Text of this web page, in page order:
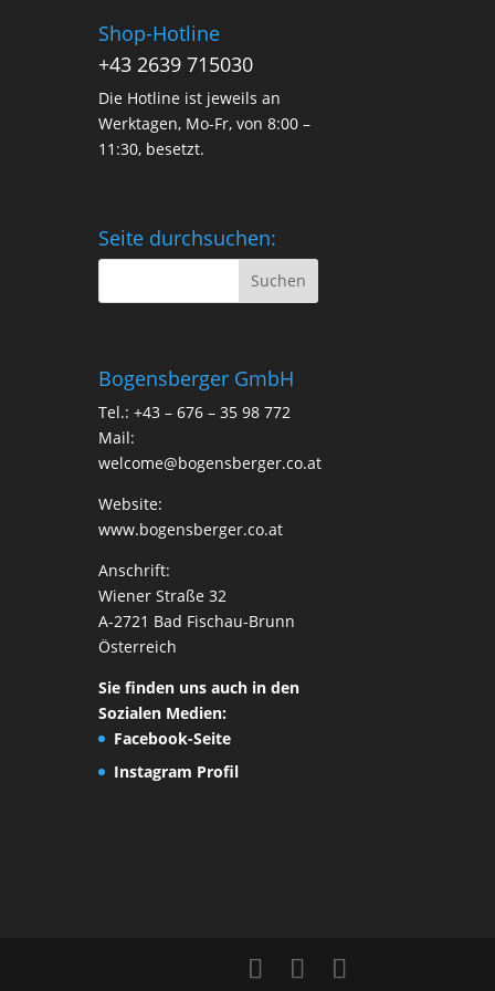
Shop-Hotline
+43 2639 715030
Die Hotline ist jeweils an
Werktagen, Mo-Fr, von 8:00 –
11:30, besetzt.
Seite durchsuchen:
Bogensberger GmbH
Tel.: +43 – 676 – 35 98 772
Mail:
welcome@bogensberger.co.at
Website:
www.bogensberger.co.at
Anschrift:
Wiener Straße 32
A-2721 Bad Fischau-Brunn
Österreich
Sie finden uns auch in den
Sozialen Medien:
Facebook-Seite
Instagram Profil